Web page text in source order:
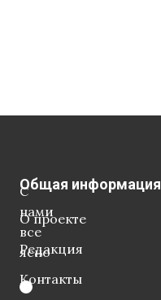
С
нами
все
ясно
Общая информация
О проекте
Редакция
Контакты